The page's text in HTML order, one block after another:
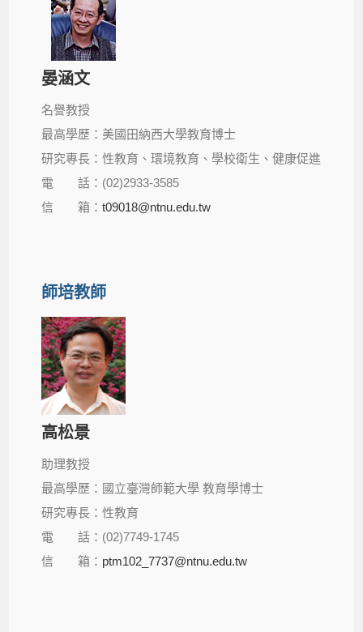
晏涵文
名譽教授
最高學歷：美國田納西大學教育博士
研究專長：性教育、環境教育、學校衛生、健康促進
電 話：(02)2933-3585
信 箱：t09018@ntnu.edu.tw
師培教師
高松景
助理教授
最高學歷：國立臺灣師範大學 教育學博士
研究專長：性教育
電 話：(02)7749-1745
信 箱： ptm102_7737@ntnu.edu.tw